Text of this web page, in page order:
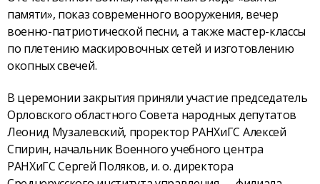
памяти», показ современного вооружения, вечер
военно-патриотической песни, а также мастер-классы
по плетению маскировочных сетей и изготовлению
окопных свечей.
В церемонии закрытия приняли участие председатель
Орловского областного Совета народных депутатов
Леонид Музалевский, проректор РАНХиГС Алексей
Спирин, начальник Военного учебного центра
РАНХиГС Сергей Поляков, и. о. директора